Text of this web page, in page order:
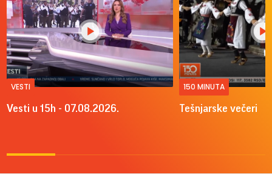
VESTI
Vesti u 15h - 07.08.2026.
150 MINUTA
Tešnjarske večeri